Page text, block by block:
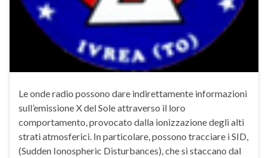
Le onde radio possono dare indirettamente informazioni
sull’emissione X del Sole attraverso il loro
comportamento, provocato dalla ionizzazione degli alti
strati atmosferici. In particolare, possono tracciare i SID,
(Sudden Ionospheric Disturbances), che si staccano dal